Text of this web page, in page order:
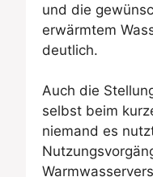
und die
erwärmtem
deutlich.
Auch die
selbst beim
niemand es